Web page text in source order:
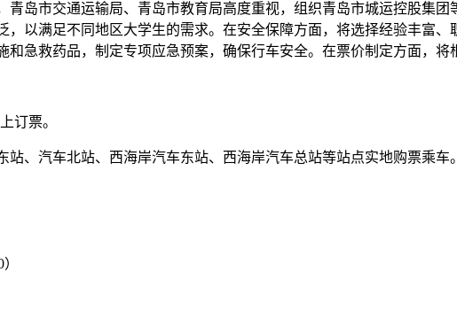
市交通运输局、青岛市教育局高度重视，组织青岛市城运控股集团
以满足不同地区大学生的需求。在安全保障方面，将选择经验丰富
急救药品，制定专项应急预案，确保行车安全。在票价制定方面，将
订票。
汽车北站、西海岸汽车东站、西海岸汽车总站等站点实地购票乘车。